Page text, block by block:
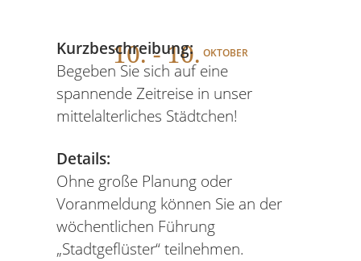
10. - 10. OKTOBER
Kurzbeschreibung:
Begeben Sie sich auf eine
spannende Zeitreise in unser
mittelalterliches Städtchen!
Details:
Ohne große Planung oder
Voranmeldung können Sie an der
wöchentlichen Führung
„Stadtgeflüster“ teilnehmen.